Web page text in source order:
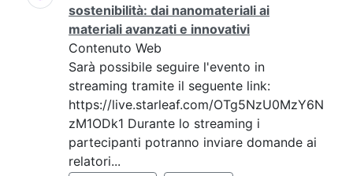
sostenibilità: dai nanomateriali ai
materiali avanzati e innovativi
Contenuto Web
Sarà possibile seguire l'evento in
streaming tramite il seguente link:
https://live.starleaf.com/OTg5NzU0MzY6N
zM1ODk1 Durante lo streaming i
partecipanti potranno inviare domande ai
relatori...